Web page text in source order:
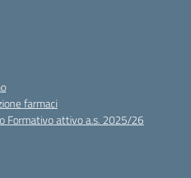
farmaci
Formativo attivo a.s. 2025/26